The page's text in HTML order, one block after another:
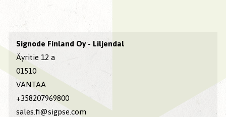
Signode Finland Oy - Liljendal
Äyritie 12 a
01510
VANTAA
+358207969800
sales.fi@sigpse.com